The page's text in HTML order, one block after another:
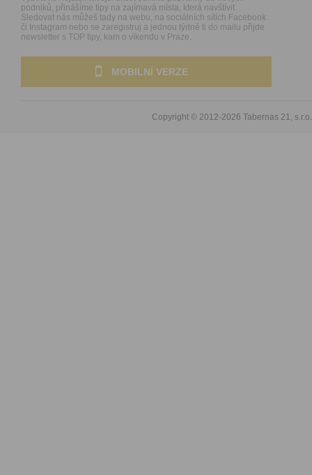
podniků, přinášíme tipy na zajímavá místa, která navštívit.
Sledovat nás můžeš tady na webu, na sociálních sítích Facebook
či Instagram nebo se zaregistruj a jednou týdně ti do mailu přijde
newsletter s TOP tipy, kam o víkendu v Praze.
MOBILNÍ VERZE
Copyright © 2012-2026 Tabernas 21, s.r.o.